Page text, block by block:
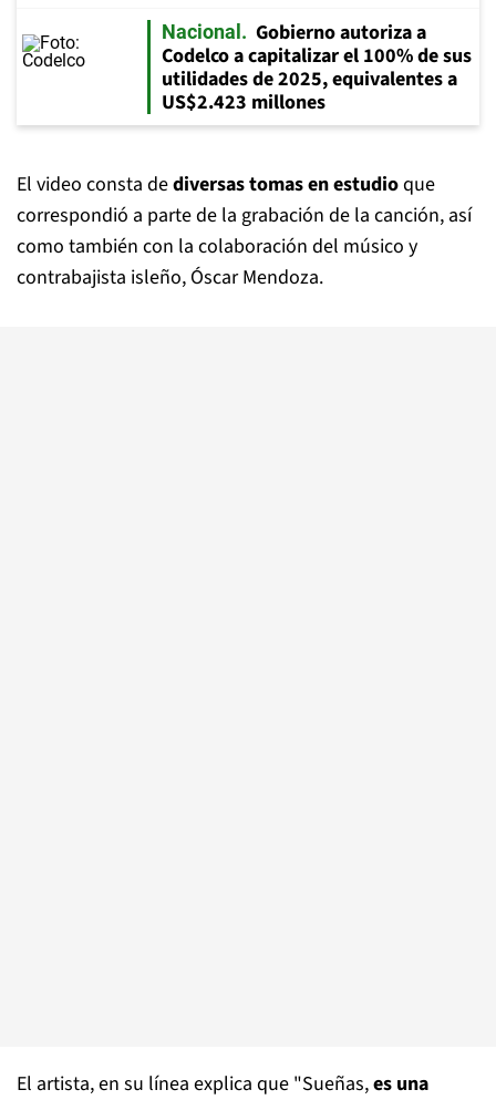
Nacional
Gobierno autoriza a
Codelco a capitalizar el 100% de sus
utilidades de 2025, equivalentes a
US$2.423 millones
El video consta dediversas tomas en estudioque
correspondió a parte de la grabación de la canción, así
como también con la colaboración del músico y
contrabajista isleño, Óscar Mendoza.
El artista, en su línea explica que "Sueñas,es una